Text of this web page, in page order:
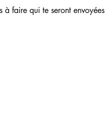
à faire qui te seront envoyées